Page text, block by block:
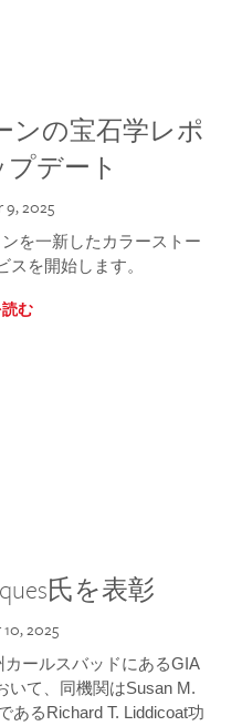
ンの宝石学レポ
デート
9, 2025
を一新したカラーストー
スを開始します。
む
氏を表彰
2025
ールスバッドにあるGIA
いて、同機関はSusan M.
あるRichard T. Liddicoat功